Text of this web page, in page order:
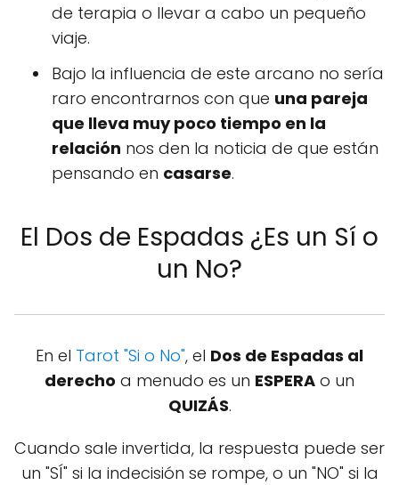
de terapia o llevar a cabo un pequeño
viaje.
Bajo la influencia de este arcano no sería
raro encontrarnos con que una pareja
que lleva muy poco tiempo en la
relación nos den la noticia de que están
pensando en casarse.
El Dos de Espadas ¿Es un Sí o
un No?
En el Tarot "Si o No", el Dos de Espadas al
derecho a menudo es un ESPERA o un
QUIZÁS.
Cuando sale invertida, la respuesta puede ser
un "SÍ" si la indecisión se rompe, o un "NO" si la